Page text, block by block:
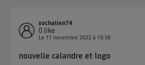
sochalien74
0 like
Le 11 novembre 2022 à 10:58
nouvelle calandre et logo